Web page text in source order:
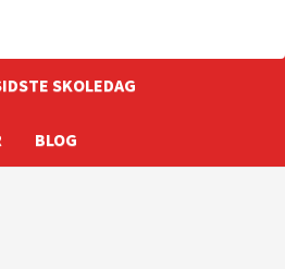
SKOLEDAG
BLOG